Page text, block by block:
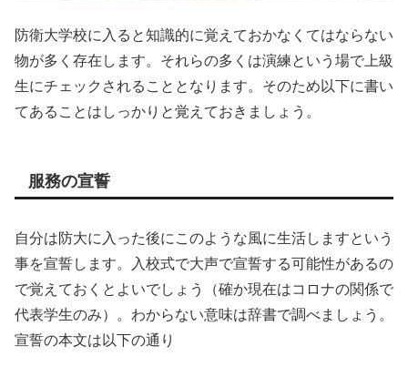
防衛大学校に入ると知識的に覚えておかなくてはならない
物が多く存在します。それらの多くは演練という場で上級
生にチェックされることとなります。そのため以下に書い
てあることはしっかりと覚えておきましょう。
服務の宣誓
自分は防大に入った後にこのような風に生活しますという
事を宣誓します。入校式で大声で宣誓する可能性があるの
で覚えておくとよいでしょう（確か現在はコロナの関係で
代表学生のみ）。わからない意味は辞書で調べましょう。
宣誓の本文は以下の通り